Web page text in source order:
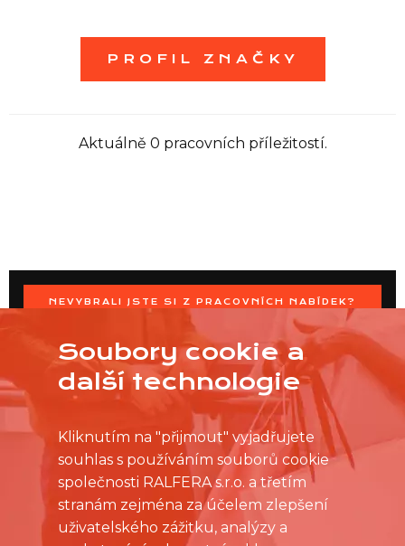
PROFIL ZNAČKY
Aktuálně 0 pracovních příležitostí.
NEVYBRALI JSTE SI Z PRACOVNÍCH NABÍDEK?
OSLOVTE PRODEJNU PŘÍMO S VAŠIMI ČASOVÝMI
MOŽNOSTMI
Soubory cookie a
další technologie
Kliknutím na "přijmout" vyjadřujete
souhlas s používáním souborů cookie
společnosti RALFERA s.r.o. a třetím
stranám zejména za účelem zlepšení
uživatelského zážitku, analýzy a